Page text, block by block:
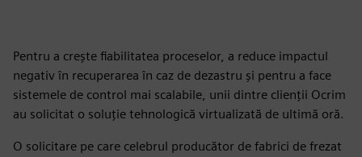
Pentru a crește fiabilitatea proceselor, a reduce impactul
negativ în recuperarea în caz de dezastru și pentru a face
sistemele de control mai scalabile, unii dintre clienții Ocrim
au solicitat o soluție tehnologică virtualizată de ultimă oră.
O solicitare pe care celebrul producător de fabrici de frezat